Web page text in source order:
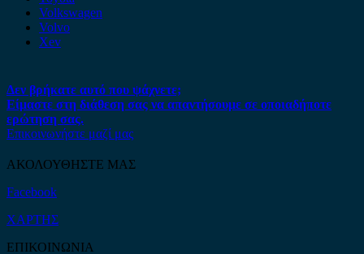
Volkswagen
Volvo
Xev
Δεν βρήκατε αυτό που ψάχνετε;
Είμαστε στη διάθεση σας να απαντήσουμε σε οποιαδήποτε
ερώτηση σας.
Επικοινωνήστε μαζί μας
ΑΚΟΛΟΥΘΗΣΤΕ ΜΑΣ
Facebook
ΧΑΡΤΗΣ
ΕΠΙΚΟΙΝΩΝΙΑ